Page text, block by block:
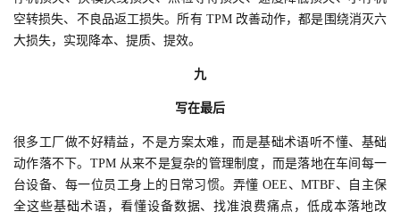
空转损失、不良品返工损失。所有 TPM 改善动作，都是围绕消灭六
大损失，实现降本、提质、提效。
九
写在最后
很多工厂做不好精益，不是方案太难，而是基础术语听不懂、基础
动作落不下。TPM 从来不是复杂的管理制度，而是落地在车间每一
台设备、每一位员工身上的日常习惯。弄懂 OEE、MTBF、自主保
全这些基础术语，看懂设备数据、找准浪费痛点，低成本落地改